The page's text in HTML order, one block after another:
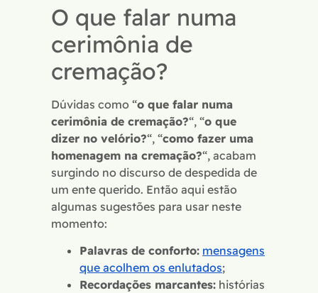
O que falar numa
cerimônia de
cremação?
Dúvidas como “o que falar numa
cerimônia de cremação?“, “o que
dizer no velório?“, “como fazer uma
homenagem na cremação?“, acabam
surgindo no discurso de despedida de
um ente querido. Então aqui estão
algumas sugestões para usar neste
momento:
Palavras de conforto: mensagens
que acolhem os enlutados;
Recordações marcantes: histórias